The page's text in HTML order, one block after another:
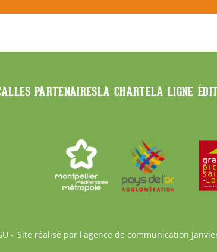
LES PARTENAIRESLA CHARTELA LIGNE
Site réalisé par l'agence de communication